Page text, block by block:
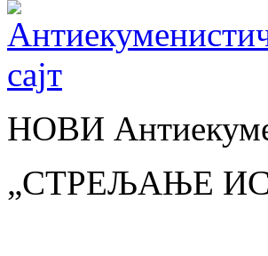
НОВИ
„СТРЕЉАЊЕ